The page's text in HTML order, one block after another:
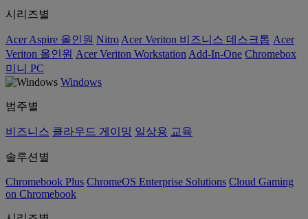
시리즈별
Acer Aspire 올인원 Nitro Acer Veriton 비즈니스 데스크톱 Acer
Veriton 올인원 Acer Veriton Workstation Add-In-One Chromebox
미니 PC
Windows
범주별
비즈니스 클라우드 게이밍 일상용 교육
솔루션별
Chromebook Plus ChromeOS Enterprise Solutions Cloud Gaming
on Chromebook